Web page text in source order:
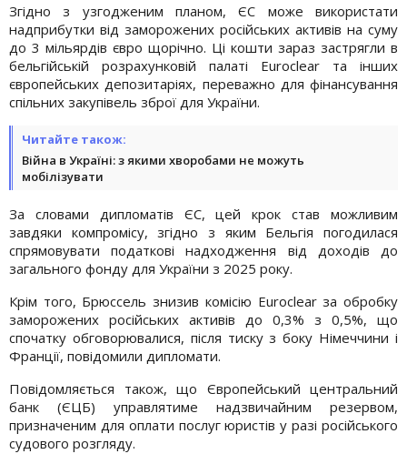
Згідно з узгодженим планом, ЄС може використати
надприбутки від заморожених російських активів на суму
до 3 мільярдів євро щорічно. Ці кошти зараз застрягли в
бельгійській розрахунковій палаті Euroclear та інших
європейських депозитаріях, переважно для фінансування
спільних закупівель зброї для України.
Читайте також:
Війна в Україні: з якими хворобами не можуть
мобілізувати
За словами дипломатів ЄС, цей крок став можливим
завдяки компромісу, згідно з яким Бельгія погодилася
спрямовувати податкові надходження від доходів до
загального фонду для України з 2025 року.
Крім того, Брюссель знизив комісію Euroclear за обробку
заморожених російських активів до 0,3% з 0,5%, що
спочатку обговорювалися, після тиску з боку Німеччини і
Франції, повідомили дипломати.
Повідомляється також, що Європейський центральний
банк (ЄЦБ) управлятиме надзвичайним резервом,
призначеним для оплати послуг юристів у разі російського
судового розгляду.